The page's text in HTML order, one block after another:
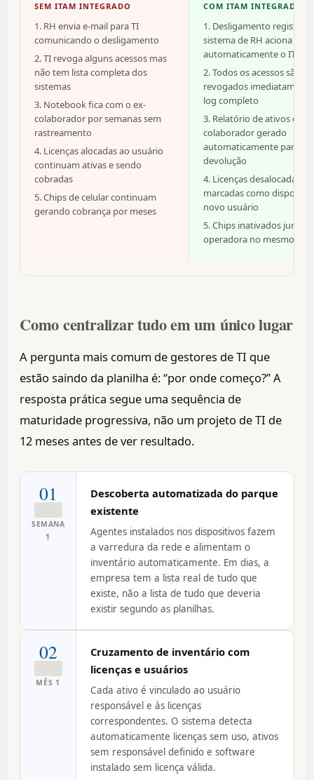
SEM ITAM INTEGRADO
1. RH envia e-mail para TI
comunicando o desligamento
2. TI revoga alguns acessos mas
não tem lista completa dos
sistemas
3. Notebook fica com o ex-
colaborador por semanas sem
rastreamento
4. Licenças alocadas ao usuário
continuam ativas e sendo
cobradas
5. Chips de celular continuam
gerando cobrança por meses
COM ITAM INTEGRADO
1. Desligamento
sistema de RH aciona
automaticamente o ITAM
2. Todos os acessos são
revogados
log completo
3. Relatório de ativos do
colaborador gerado
automaticamente para
devolução
4. Licenças desalocadas e
marcadas como
novo usuário
5. Chips inativados junto à
operadora no mesmo dia
Como centralizar tudo em um único lugar
A pergunta mais comum de gestores de TI que
estão saindo da planilha é: “por onde começo?” A
resposta prática segue uma sequência de
maturidade progressiva, não um projeto de TI de
12 meses antes de ver resultado.
01
SEMANA
1
Descoberta automatizada do parque
existente
Agentes instalados nos dispositivos fazem
a varredura da rede e alimentam o
inventário automaticamente. Em dias, a
empresa tem a lista real de tudo que
existe, não a lista de tudo que deveria
existir segundo as planilhas.
02
MÊS 1
Cruzamento de inventário com
licenças e usuários
Cada ativo é vinculado ao usuário
responsável e às licenças
correspondentes. O sistema detecta
automaticamente licenças sem uso, ativos
sem responsável definido e software
instalado sem licença válida.